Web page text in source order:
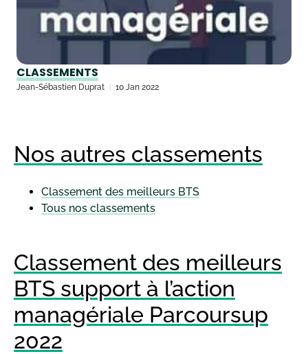
CLASSEMENTS
Jean-Sébastien Duprat 10 Jan 2022
Nos autres classements
Classement des meilleurs BTS
Tous nos classements
Classement des meilleurs
BTS support à l’action
managériale Parcoursup
2022